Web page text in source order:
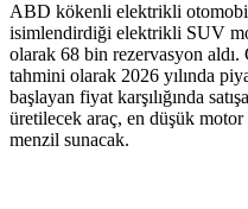
ABD kökenli elektrikli
isimlendirdiği elektrikli SUV
olarak 68 bin rezervasyon aldı.
tahmini olarak 2026 yılında
başlayan fiyat karşılığında
üretilecek araç, en düşük
menzil sunacak.